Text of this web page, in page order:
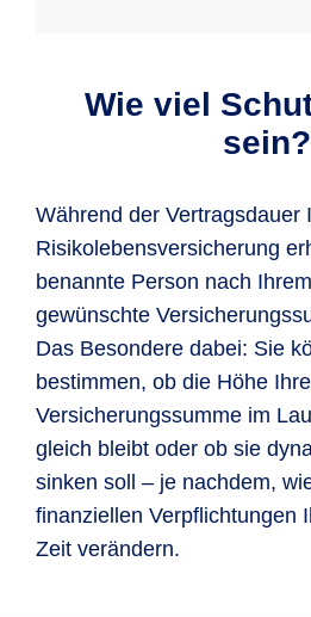
Wie viel
sein?
Während der Vertragsdauer
Risikolebensversicherung
benannte Person nach
gewünschte
Das Besondere dabei: Sie
bestimmen, ob die Höhe
Versicherungssumme im
gleich bleibt oder ob sie
sinken soll – je nachdem,
finanziellen Verpflichtungen
Zeit verändern.